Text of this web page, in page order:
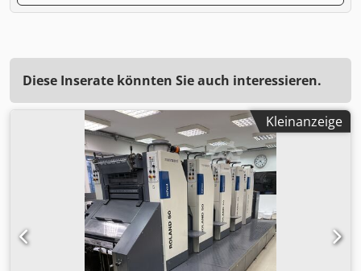
Diese Inserate könnten Sie auch interessieren.
Kleinanzeige